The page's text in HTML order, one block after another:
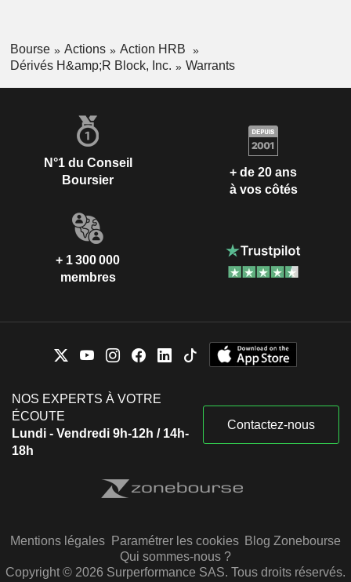
Bourse Actions
Action HRB
Dérivés H&amp;R Block, Inc.
Warrants
N°1 du Conseil
Boursier
+ de 20 ans
à vos côtés
+ 1 300 000
membres
NOS EXPERTS À VOTRE
ÉCOUTE
Lundi - Vendredi 9h-12h / 14h-
18h
Contactez-nous
Mentions légales Paramétrer les cookies Blog Zonebourse
Qui sommes-nous ?
Copyright © 2026 Surperformance SAS. Tous droits réservés.